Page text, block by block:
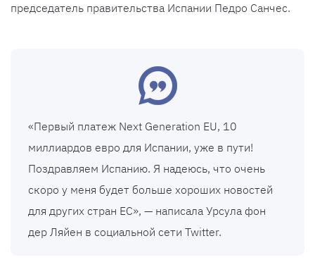
председатель правительства Испании Педро Санчес.
«Первый платеж Next Generation EU, 10
миллиардов евро для Испании, уже в пути!
Поздравляем Испанию. Я надеюсь, что очень
скоро у меня будет больше хороших новостей
для других стран ЕС», — написала Урсула фон
дер Ляйен в социальной сети Twitter.